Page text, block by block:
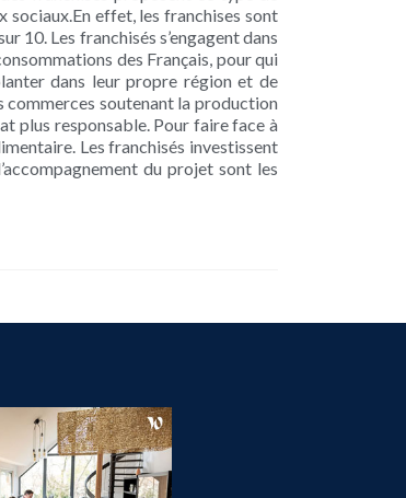
sociaux.En effet, les franchises sont
10. Les franchisés s’engagent dans
des Français, pour qui
dans leur propre région et de
commerces soutenant la production
plus responsable. Pour faire face à
Les franchisés investissent
du projet sont les